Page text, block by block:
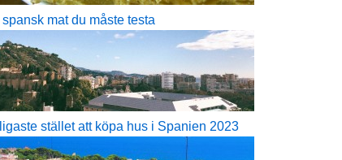
mat du måste testa
stället att köpa hus i Spanien 2023